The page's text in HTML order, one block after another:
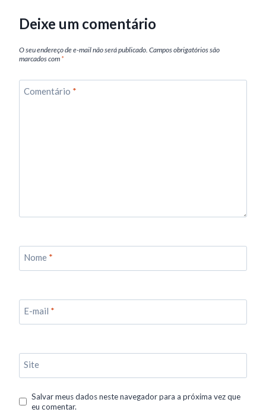
Deixe um comentário
O seu endereço de e-mail não será publicado. Campos obrigatórios são
marcados com *
Comentário *
Nome *
E-mail *
Site
Salvar meus dados neste navegador para a próxima vez que
eu comentar.